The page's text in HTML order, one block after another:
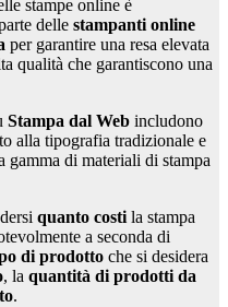
stampe online è
delle stampanti online
per garantire una resa elevata
qualità che garantiscono una
Stampa dal Web includono
alla tipografia tradizionale e
gamma di materiali di stampa
quanto costi la stampa
a seconda di
di prodotto che si desidera
, la quantità di prodotti da
.